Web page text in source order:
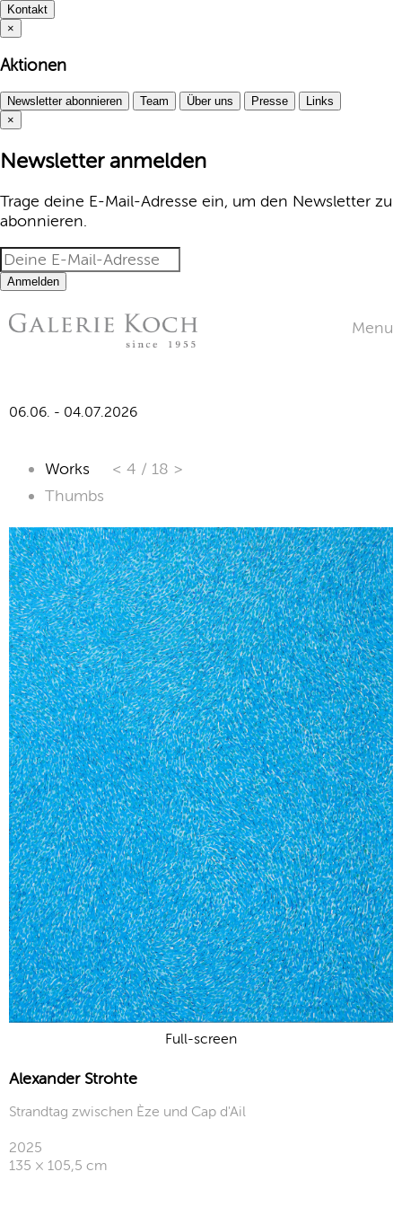
Kontakt
×
Aktionen
Newsletter abonnieren Team Über uns Presse
Links
×
Newsletter anmelden
Trage deine E-Mail-Adresse ein, um den Newsletter zu
abonnieren.
Anmelden
Menu
Works < 4 / 18 >
Thumbs
Full-screen
06.06. - 04.07.2026
Alexander Strohte
Strandtag zwischen Èze und Cap d'Ail
2025
135 × 105,5 cm